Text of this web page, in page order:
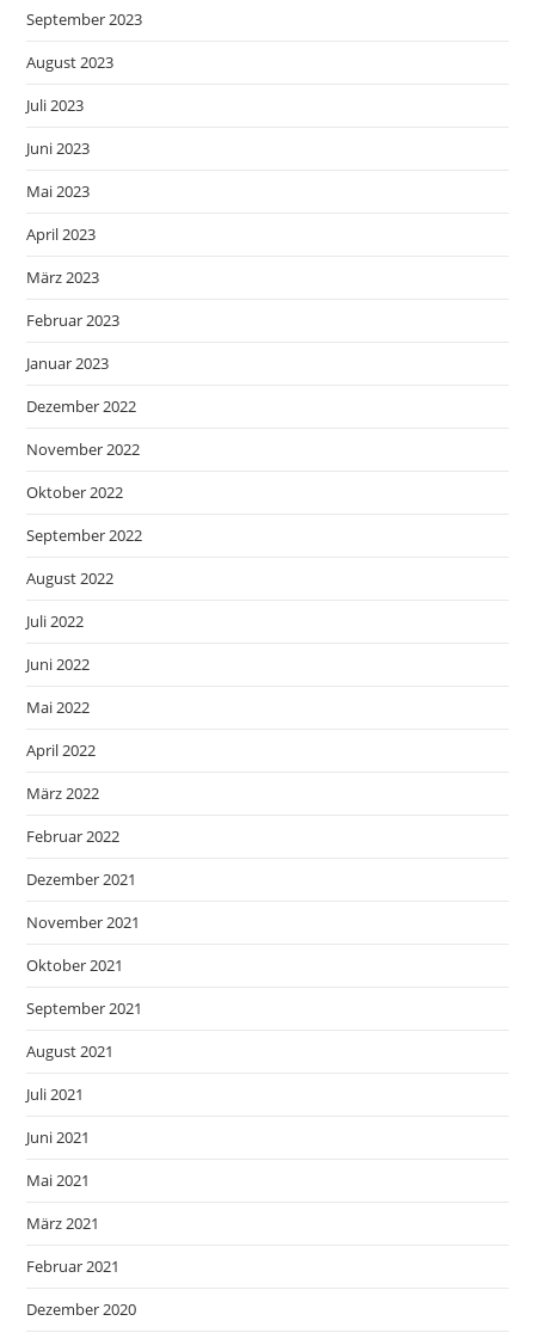
September 2023
August 2023
Juli 2023
Juni 2023
Mai 2023
April 2023
März 2023
Februar 2023
Januar 2023
Dezember 2022
November 2022
Oktober 2022
September 2022
August 2022
Juli 2022
Juni 2022
Mai 2022
April 2022
März 2022
Februar 2022
Dezember 2021
November 2021
Oktober 2021
September 2021
August 2021
Juli 2021
Juni 2021
Mai 2021
März 2021
Februar 2021
Dezember 2020